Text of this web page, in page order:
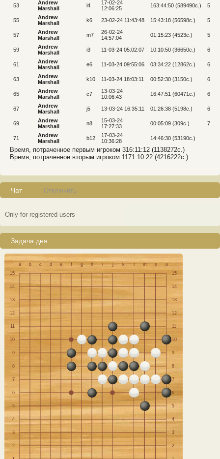
53
Andrew
Marshall
l4
17-02-24
12:06:25
163:44:50 (589490c.) 54
55
Andrew
Marshall
k6 23-02-24 11:43:48 15:43:18 (56598c.) 56
57
Andrew
Marshall
m7
26-02-24
14:57:04
01:15:23 (4523c.) 58
59
Andrew
Marshall
i3 11-03-24 05:02:07 10:10:50 (36650c.) 60
61
Andrew
Marshall
e6 11-03-24 09:55:06 03:34:22 (12862c.) 62
63
Andrew
Marshall
k10 11-03-24 18:03:11 00:52:30 (3150c.) 64
65
Andrew
Marshall
c7
13-03-24
10:06:43
16:47:51 (60471c.) 66
67
Andrew
Marshall
j5 13-03-24 16:35:11 01:26:38 (5198c.) 68
69
Andrew
Marshall
n8
15-03-24
17:27:33
00:05:09 (309c.) 70
71
Andrew
Marshall
b12
17-03-24
10:36:28
14:46:30 (53190c.)
Время, потраченное первым игроком 316:11:12 (1138272c.)
Время, потраченное вторым игроком 1171:10:22 (4216222c.)
Чат Отключить
Only for registered users
Задача дня
a b c d e f g h i j k m n
o
15
15
14 14
13 13
12 12
11 11
10 10
9 9
8 8
7 7
6 6
5 5
4 4
3 3
2 2